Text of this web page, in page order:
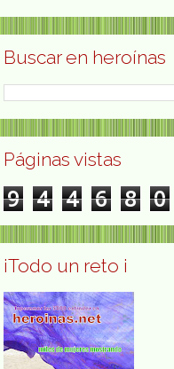
Buscar en heroínas
Páginas vistas
9 4 4 6 8 0
¡Todo un reto ¡